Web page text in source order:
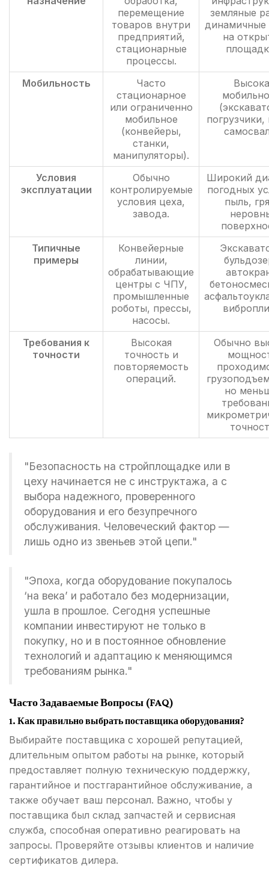
перемещение
товаров внутри
предприятий,
стационарные
процессы.
земляные
динамичные
на
Мобильность
Часто
стационарное
или ограниченно
мобильное
(конвейеры,
станки,
манипуляторы).
Условия
эксплуатации
Обычно
контролируемые
условия цеха,
завода.
Широкий
погодных
пыль,
Типичные
примеры
Конвейерные
линии,
обрабатывающие
центры с ЧПУ,
промышленные
роботы, прессы,
насосы.
Требования к
точности
Высокая
точность и
повторяемость
операций.
Обычно
но
"Безопасность на стройплощадке или в
цеху начинается не с инструктажа, а с
выбора надежного, проверенного
оборудования и его безупречного
обслуживания. Человеческий фактор —
лишь одно из звеньев этой цепи."
"Эпоха, когда оборудование покупалось
‘на века’ и работало без модернизации,
ушла в прошлое. Сегодня успешные
компании инвестируют не только в
покупку, но и в постоянное обновление
технологий и адаптацию к меняющимся
требованиям рынка."
Часто Задаваемые Вопросы (FAQ)
1. Как правильно выбрать поставщика оборудования?
Выбирайте поставщика с хорошей репутацией,
длительным опытом работы на рынке, который
предоставляет полную техническую поддержку,
гарантийное и постгарантийное обслуживание, а
также обучает ваш персонал. Важно, чтобы у
поставщика был склад запчастей и сервисная
служба, способная оперативно реагировать на
запросы. Проверяйте отзывы клиентов и наличие
сертификатов дилера.